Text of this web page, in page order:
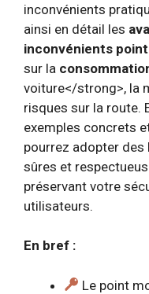
inconvénients
ainsi en détail les
inconvénients
sur la
voiture</strong>, la
risques sur la route.
exemples concrets
pourrez adopter
sûres et
préservant votre
utilisateurs.
En bref :
Le point